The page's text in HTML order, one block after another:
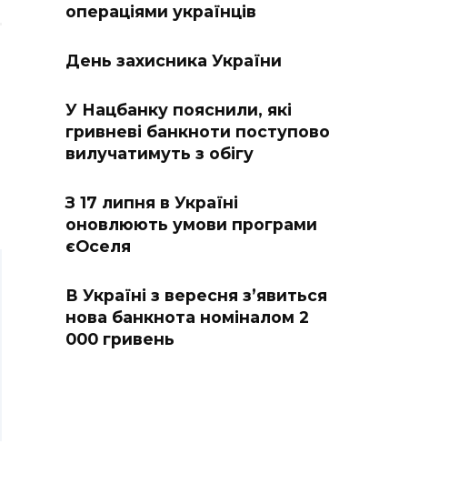
операціями українців
День захисника України
У Нацбанку пояснили, які
гривневі банкноти поступово
вилучатимуть з обігу
З 17 липня в Україні
оновлюють умови програми
єОселя
В Україні з вересня з’явиться
нова банкнота номіналом 2
000 гривень